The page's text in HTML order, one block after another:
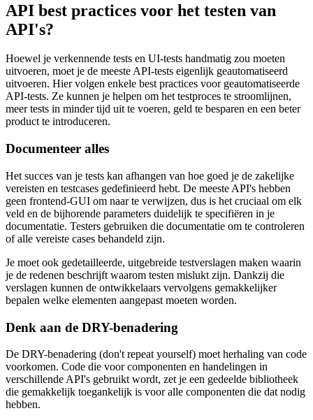
API best practices voor het testen van
API's?
Hoewel je verkennende tests en UI-tests handmatig zou moeten
uitvoeren, moet je de meeste API-tests eigenlijk geautomatiseerd
uitvoeren. Hier volgen enkele best practices voor geautomatiseerde
API-tests. Ze kunnen je helpen om het testproces te stroomlijnen,
meer tests in minder tijd uit te voeren, geld te besparen en een beter
product te introduceren.
Documenteer alles
Het succes van je tests kan afhangen van hoe goed je de zakelijke
vereisten en testcases gedefinieerd hebt. De meeste API's hebben
geen frontend-GUI om naar te verwijzen, dus is het cruciaal om elk
veld en de bijhorende parameters duidelijk te specifiëren in je
documentatie. Testers gebruiken die documentatie om te controleren
of alle vereiste cases behandeld zijn.
Je moet ook gedetailleerde, uitgebreide testverslagen maken waarin
je de redenen beschrijft waarom testen mislukt zijn. Dankzij die
verslagen kunnen de ontwikkelaars vervolgens gemakkelijker
bepalen welke elementen aangepast moeten worden.
Denk aan de DRY-benadering
De DRY-benadering (don't repeat yourself) moet herhaling van code
voorkomen. Code die voor componenten en handelingen in
verschillende API's gebruikt wordt, zet je een gedeelde bibliotheek
die gemakkelijk toegankelijk is voor alle componenten die dat nodig
hebben.